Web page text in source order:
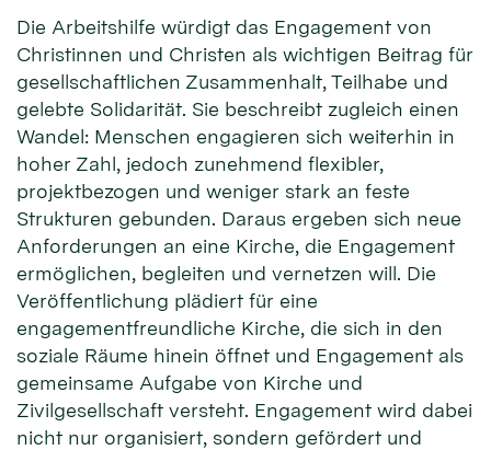
Die Arbeitshilfe würdigt das Engagement von
Christinnen und Christen als wichtigen Beitrag für
gesellschaftlichen Zusammenhalt, Teilhabe und
gelebte Solidarität. Sie beschreibt zugleich einen
Wandel: Menschen engagieren sich weiterhin in
hoher Zahl, jedoch zunehmend flexibler,
projektbezogen und weniger stark an feste
Strukturen gebunden. Daraus ergeben sich neue
Anforderungen an eine Kirche, die Engagement
ermöglichen, begleiten und vernetzen will. Die
Veröffentlichung plädiert für eine
engagementfreundliche Kirche, die sich in den
soziale Räume hinein öffnet und Engagement als
gemeinsame Aufgabe von Kirche und
Zivilgesellschaft versteht. Engagement wird dabei
nicht nur organisiert, sondern gefördert und